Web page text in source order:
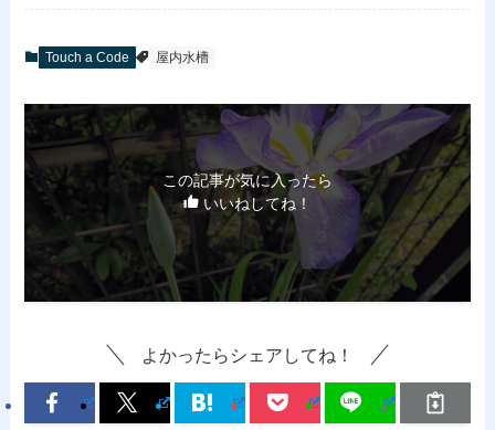
Touch a Code 屋内水槽
この記事が気に入ったら
いいねしてね！
よかったらシェアしてね！